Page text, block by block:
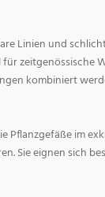
Linien und
zeitgenössische
kombiniert
im
Sie eignen sich